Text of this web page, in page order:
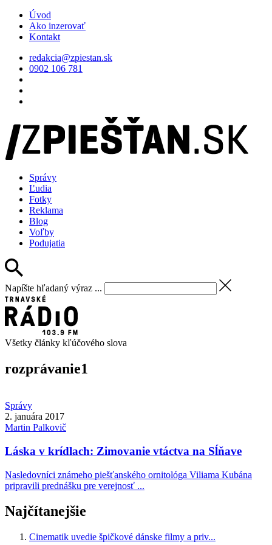
Úvod
Ako inzerovať
Kontakt
redakcia@zpiestan.sk
0902 106 781
Správy
Ľudia
Fotky
Reklama
Blog
Voľby
Podujatia
Napíšte hľadaný výraz ...
Všetky články kľúčového slova
rozprávanie1
Správy
2. januára 2017
Martin Palkovič
Láska v krídlach: Zimovanie vtáctva na Sĺňave
Nasledovníci známeho piešťanského ornitológa Viliama Kubána
pripravili prednášku pre verejnosť ...
Najčítanejšie
Cinematik uvedie špičkové dánske filmy a priv...